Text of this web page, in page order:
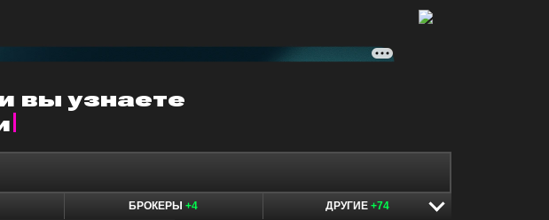
БРОКЕРЫ +4 ДРУГИЕ +74